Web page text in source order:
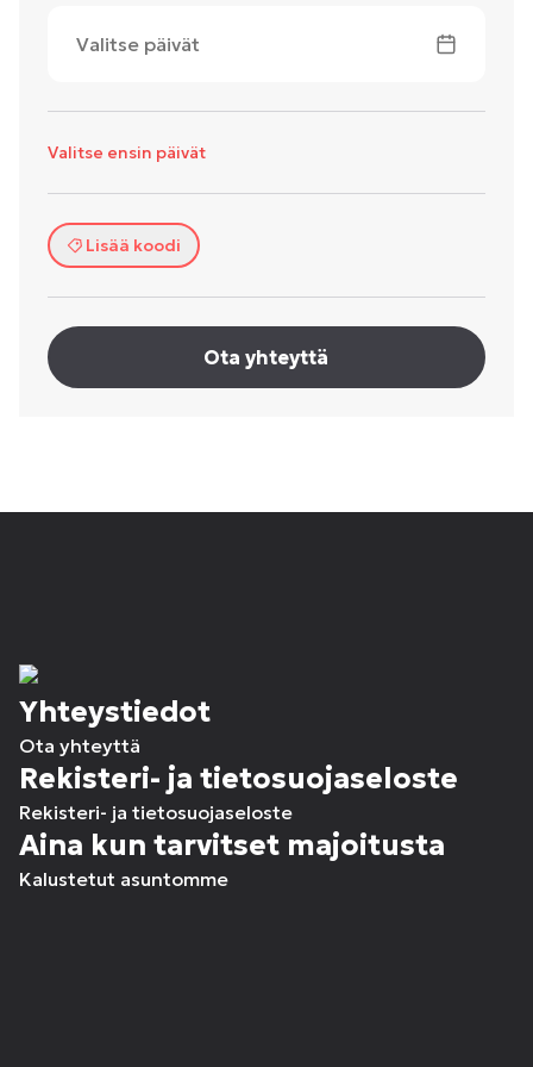
Valitse päivät
Valitse ensin päivät
Lisää koodi
Ota yhteyttä
Yhteystiedot
Ota yhteyttä
Rekisteri- ja tietosuojaseloste
Rekisteri- ja tietosuojaseloste
Aina kun tarvitset majoitusta
Kalustetut asuntomme